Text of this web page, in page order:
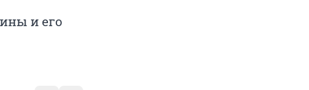
и его